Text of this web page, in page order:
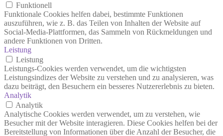
Funktionell
Funktionale Cookies helfen dabei, bestimmte Funktionen
auszuführen, wie z. B. das Teilen von Inhalten der Website auf
Social-Media-Plattformen, das Sammeln von Rückmeldungen und
andere Funktionen von Dritten.
Leistung
Leistung
Leistungs-Cookies werden verwendet, um die wichtigsten
Leistungsindizes der Website zu verstehen und zu analysieren, was
dazu beiträgt, den Besuchern ein besseres Nutzererlebnis zu bieten.
Analytik
Analytik
Analytische Cookies werden verwendet, um zu verstehen, wie
Besucher mit der Website interagieren. Diese Cookies helfen bei der
Bereitstellung von Informationen über die Anzahl der Besucher, die